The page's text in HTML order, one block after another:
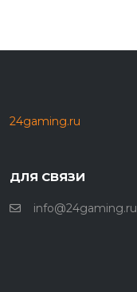
24gaming.ru
ДЛЯ СВЯЗИ
info@24gaming.ru